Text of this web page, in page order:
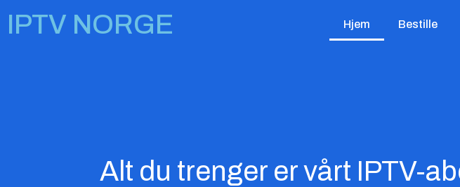
IPTV NORGE Hjem Bestille
Alt du trenger er vårt IPTV-